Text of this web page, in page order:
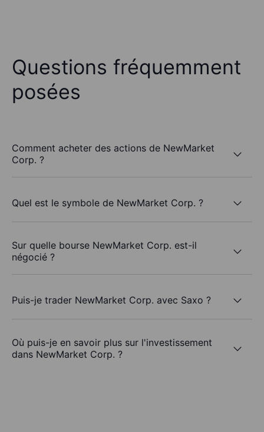
Questions fréquemment
posées
Comment acheter des actions de NewMarket
Corp. ?
Quel est le symbole de NewMarket Corp. ?
Sur quelle bourse NewMarket Corp. est-il
négocié ?
Puis-je trader NewMarket Corp. avec Saxo ?
Où puis-je en savoir plus sur l'investissement
dans NewMarket Corp. ?